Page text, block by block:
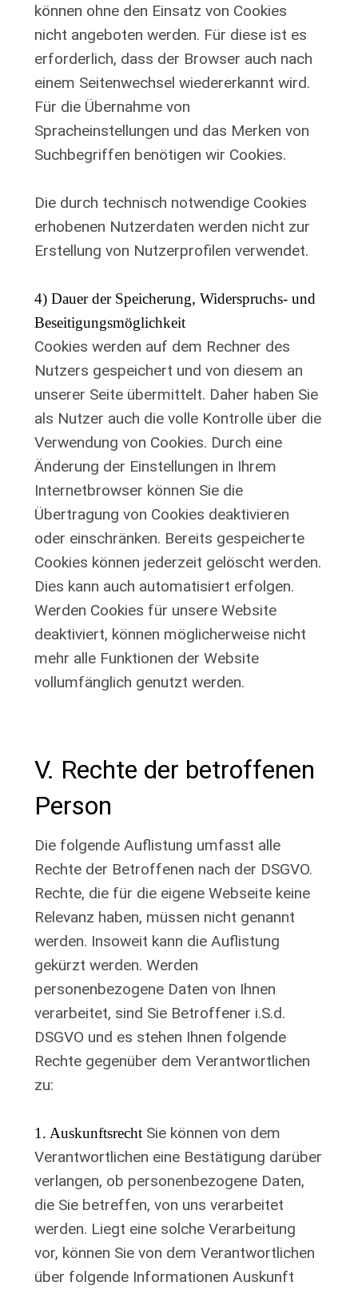
können ohne den Einsatz von Cookies
nicht angeboten werden. Für diese ist es
erforderlich, dass der Browser auch nach
einem Seitenwechsel wiedererkannt wird.
Für die Übernahme von
Spracheinstellungen und das Merken von
Suchbegriffen benötigen wir Cookies.
Die durch technisch notwendige Cookies
erhobenen Nutzerdaten werden nicht zur
Erstellung von Nutzerprofilen verwendet.
4) Dauer der Speicherung, Widerspruchs- und
Beseitigungsmöglichkeit
Cookies werden auf dem Rechner des
Nutzers gespeichert und von diesem an
unserer Seite übermittelt. Daher haben Sie
als Nutzer auch die volle Kontrolle über die
Verwendung von Cookies. Durch eine
Änderung der Einstellungen in Ihrem
Internetbrowser können Sie die
Übertragung von Cookies deaktivieren
oder einschränken. Bereits gespeicherte
Cookies können jederzeit gelöscht werden.
Dies kann auch automatisiert erfolgen.
Werden Cookies für unsere Website
deaktiviert, können möglicherweise nicht
mehr alle Funktionen der Website
vollumfänglich genutzt werden.
V. Rechte der betroffenen
Person
Die folgende Auflistung umfasst alle
Rechte der Betroffenen nach der DSGVO.
Rechte, die für die eigene Webseite keine
Relevanz haben, müssen nicht genannt
werden. Insoweit kann die Auflistung
gekürzt werden. Werden
personenbezogene Daten von Ihnen
verarbeitet, sind Sie Betroffener i.S.d.
DSGVO und es stehen Ihnen folgende
Rechte gegenüber dem Verantwortlichen
zu:
1. Auskunftsrecht Sie können von dem
Verantwortlichen eine Bestätigung darüber
verlangen, ob personenbezogene Daten,
die Sie betreffen, von uns verarbeitet
werden. Liegt eine solche Verarbeitung
vor, können Sie von dem Verantwortlichen
über folgende Informationen Auskunft